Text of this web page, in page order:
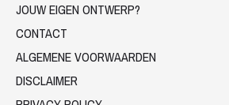
JOUW EIGEN ONTWERP?
CONTACT
ALGEMENE VOORWAARDEN
DISCLAIMER